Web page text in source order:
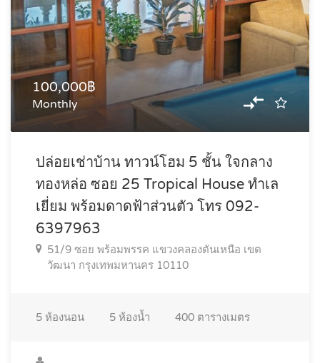
100,000฿
Monthly
ปล่อยเช่าบ้าน ทาวน์โฮม 5 ชั้น ใจกลาง
ทองหล่อ ซอย 25 Tropical House ทำเล
เยี่ยม พร้อมดาดฟ้าส่วนตัว โทร 092-
6397963
51/9 ซอย พร้อมพรรค แขวงคลองตันเหนือ เขต
วัฒนา กรุงเทพมหานคร 10110
5 ห้องนอน 5 ห้องน้ำ 400 ตารางเมตร